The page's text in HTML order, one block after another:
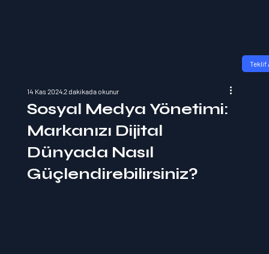
Teklif
Sosyal Medya Yönetimi:
Markanızı Dijital
Dünyada Nasıl
Güçlendirebilirsiniz?
14 Kas 20242 dakikada okunur